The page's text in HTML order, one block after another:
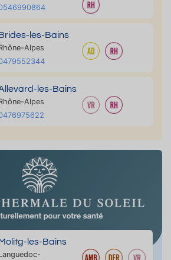
les-Bains
Alpes
les-Bains
Alpes
les-Bains